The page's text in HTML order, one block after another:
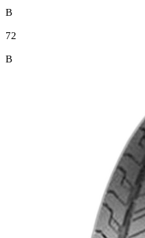
B
72
B